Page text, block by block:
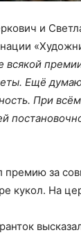
и
всякой
Ещё думаю
При
за
кукол. На